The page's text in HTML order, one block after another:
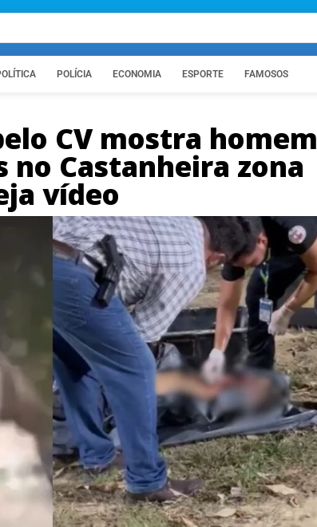
POLÍCIA ECONOMIA ESPORTE FAMOSOS
CV mostra homem
Castanheira zona
vídeo